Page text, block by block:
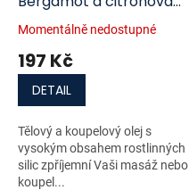
tráva v mandlovém oleji
koupelový a tělový olej
200 ml
Momentálně nedostupné
197 Kč
DETAIL
Tělový a koupelový olej s
vysokým obsahem rostlinných
silic zpříjemní Vaši masáž nebo
koupel...